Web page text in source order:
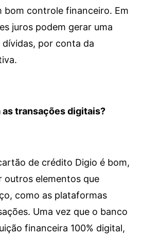
bom controle financeiro. Em
juros podem gerar uma
dívidas, por conta da
transações digitais?
de crédito Digio é bom,
outros elementos que
como as plataformas
Uma vez que o banco
financeira 100% digital,